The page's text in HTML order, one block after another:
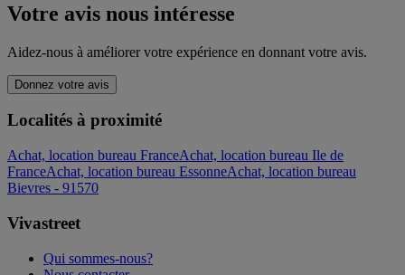
Votre avis nous intéresse
Aidez-nous à améliorer votre expérience en donnant votre avis.
Donnez votre avis
Localités à proximité
Achat, location bureau FranceAchat, location bureau Ile de
FranceAchat, location bureau EssonneAchat, location bureau
Bievres - 91570
Vivastreet
Qui sommes-nous?